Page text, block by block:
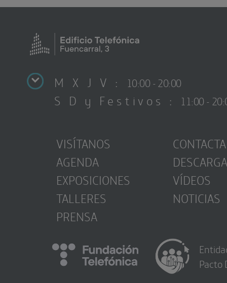
M X J V : 10:00 - 20:00
S D y Festivos : 11:00 -
VISÍTANOS
AGENDA
EXPOSICIONES
TALLERES
PRENSA
CONTACTA
VÍDEOS
NOTICIAS
Pacto